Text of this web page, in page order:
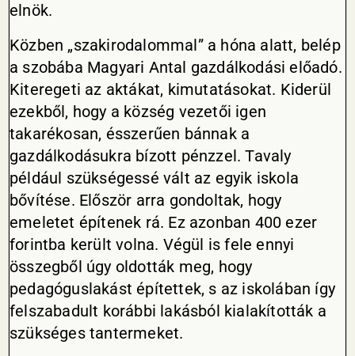
elnök.
Közben „szakirodalommal” a hóna alatt, belép
a szobába Magyari Antal gazdálkodási előadó.
Kiteregeti az aktákat, kimutatásokat. Kiderül
ezekből, hogy a község vezetői igen
takarékosan, ésszerűen bánnak a
gazdálkodásukra bízott pénzzel. Tavaly
például szükségessé vált az egyik iskola
bővítése. Először arra gondoltak, hogy
emeletet építenek rá. Ez azonban 400 ezer
forintba került volna. Végül is fele ennyi
összegből úgy oldották meg, hogy
pedagóguslakást építettek, s az iskolában így
felszabadult korábbi lakásból kialakították a
szükséges tantermeket.